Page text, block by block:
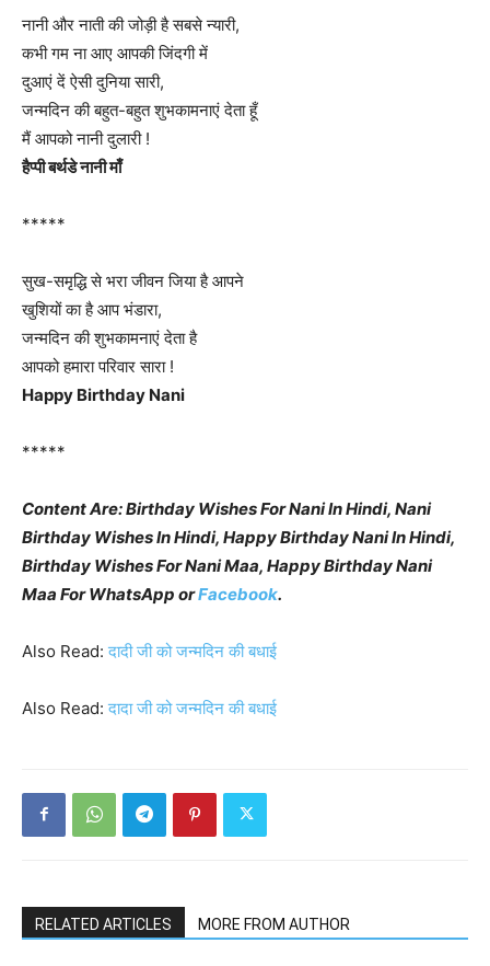
नानी और नाती की जोड़ी है सबसे न्यारी,
कभी गम ना आए आपकी जिंदगी में
दुआएं दें ऐसी दुनिया सारी,
जन्मदिन की बहुत-बहुत शुभकामनाएं देता हूँ
मैं आपको नानी दुलारी !
हैप्पी बर्थडे नानी माँ
*****
सुख-समृद्धि से भरा जीवन जिया है आपने
खुशियों का है आप भंडारा,
जन्मदिन की शुभकामनाएं देता है
आपको हमारा परिवार सारा !
Happy Birthday Nani
*****
Content Are: Birthday Wishes For Nani In Hindi, Nani
Birthday Wishes In Hindi, Happy Birthday Nani In Hindi,
Birthday Wishes For Nani Maa, Happy Birthday Nani
Maa For WhatsApp orFacebook.
Also Read:दादी जी को जन्मदिन की बधाई
Also Read:दादा जी को जन्मदिन की बधाई
RELATED ARTICLES MORE FROM AUTHOR